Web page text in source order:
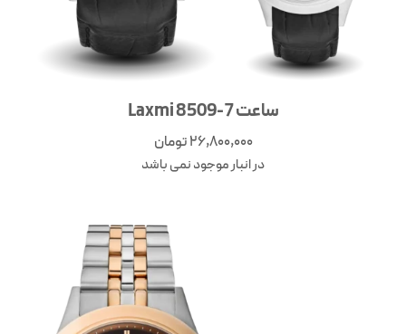
ساعت Laxmi 8509-7
26,800,000تومان
در انبار موجود نمی باشد